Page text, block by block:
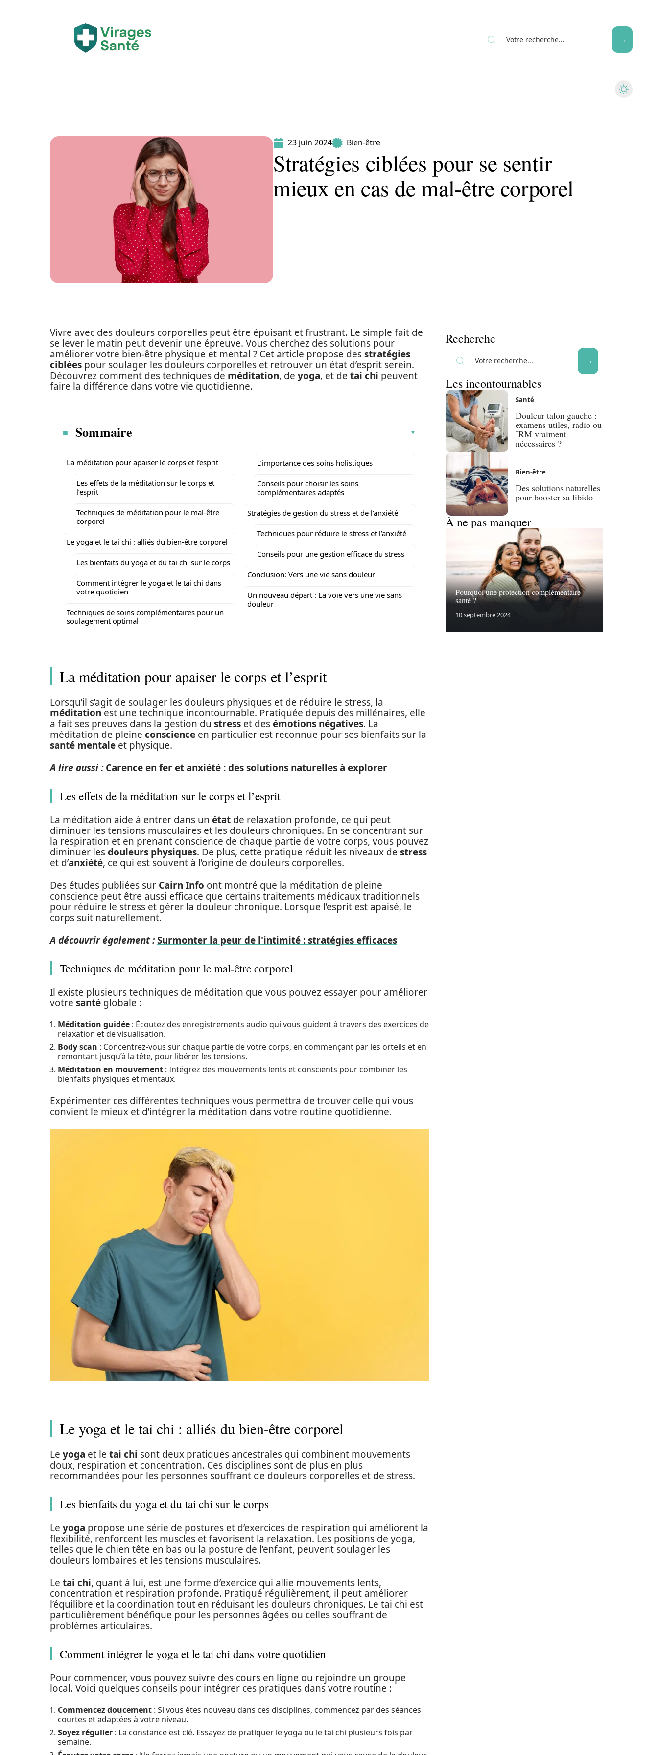
23 juin 2024 Bien-être
Stratégies ciblées pour se sentir
mieux en cas de mal-être corporel
Vivre avec des douleurs corporelles peut être épuisant et frustrant. Le simple fait de
se lever le matin peut devenir une épreuve. Vous cherchez des solutions pour
améliorer votre bien-être physique et mental ? Cet article propose desstratégies
ciblées pour soulager les douleurs corporelles et retrouver un état d’esprit serein.
Découvrez comment des techniques de méditation, de yoga, et de tai chi peuvent
faire la différence dans votre vie quotidienne.
Sommaire
La méditation pour apaiser le corps et l’esprit
Les effets de la méditation sur le corps et
l’esprit
Techniques de méditation pour le mal-être
corporel
Le yoga et le tai chi : alliés du bien-être corporel
Les bienfaits du yoga et du tai chi sur le corps
Comment intégrer le yoga et le tai chi dans
votre quotidien
Techniques de soins complémentaires pour un
soulagement optimal
L’importance des soins holistiques
Conseils pour choisir les soins
complémentaires adaptés
Stratégies de gestion du stress et de l’anxiété
Techniques pour réduire le stress et l’anxiété
Conseils pour une gestion efficace du stress
Conclusion: Vers une vie sans douleur
Un nouveau départ : La voie vers une vie sans
douleur
La méditation pour apaiser le corps et l’esprit
Lorsqu’il s’agit de soulager les douleurs physiques et de réduire le stress, la
méditation est une technique incontournable. Pratiquée depuis des millénaires, elle
a fait ses preuves dans la gestion du stress et desémotions négatives. La
méditation de pleine conscience en particulier est reconnue pour ses bienfaits sur la
santé mentale et physique.
A lire aussi : Carence en fer et anxiété : des solutions naturelles à explorer
Les effets de la méditation sur le corps et l’esprit
La méditation aide à entrer dans un état de relaxation profonde, ce qui peut
diminuer les tensions musculaires et les douleurs chroniques. En se concentrant sur
la respiration et en prenant conscience de chaque partie de votre corps, vous pouvez
diminuer lesdouleurs physiques. De plus, cette pratique réduit les niveaux de stress
et d’anxiété, ce qui est souvent à l’origine de douleurs corporelles.
Des études publiées sur Cairn Info ont montré que la méditation de pleine
conscience peut être aussi efficace que certains traitements médicaux traditionnels
pour réduire le stress et gérer la douleur chronique. Lorsque l’esprit est apaisé, le
corps suit naturellement.
A découvrir également :Surmonter la peur de l'intimité : stratégies efficaces
Techniques de méditation pour le mal-être corporel
Il existe plusieurs techniques de méditation que vous pouvez essayer pour améliorer
votre santé globale :
Méditation guidée : Écoutez des enregistrements audio qui vous guident à travers des exercices de
relaxation et de visualisation.
Body scan : Concentrez-vous sur chaque partie de votre corps, en commençant par les orteils et en
remontant jusqu’à la tête, pour libérer les tensions.
Méditation en mouvement : Intégrez des mouvements lents et conscients pour combiner les
bienfaits physiques et mentaux.
Expérimenter ces différentes techniques vous permettra de trouver celle qui vous
convient le mieux et d’intégrer la méditation dans votre routine quotidienne.
Le yoga et le tai chi : alliés du bien-être corporel
Le yoga et le tai chi sont deux pratiques ancestrales qui combinent mouvements
doux, respiration et concentration. Ces disciplines sont de plus en plus
recommandées pour les personnes souffrant de douleurs corporelles et de stress.
Les bienfaits du yoga et du tai chi sur le corps
Le yoga propose une série de postures et d’exercices de respiration qui améliorent la
flexibilité, renforcent les muscles et favorisent la relaxation. Les positions de yoga,
telles que le chien tête en bas ou la posture de l’enfant, peuvent soulager les
douleurs lombaires et les tensions musculaires.
Le tai chi, quant à lui, est une forme d’exercice qui allie mouvements lents,
concentration et respiration profonde. Pratiqué régulièrement, il peut améliorer
l’équilibre et la coordination tout en réduisant les douleurs chroniques. Le tai chi est
particulièrement bénéfique pour les personnes âgées ou celles souffrant de
problèmes articulaires.
Comment intégrer le yoga et le tai chi dans votre quotidien
Pour commencer, vous pouvez suivre des cours en ligne ou rejoindre un groupe
local. Voici quelques conseils pour intégrer ces pratiques dans votre routine :
Commencez doucement : Si vous êtes nouveau dans ces disciplines, commencez par des séances
courtes et adaptées à votre niveau.
Soyez régulier : La constance est clé. Essayez de pratiquer le yoga ou le tai chi plusieurs fois par
semaine.
Recherche
Les incontournables
Santé
Douleur talon gauche :
examens utiles, radio ou
IRM vraiment
nécessaires ?
Bien-être
Des solutions naturelles
pour booster sa libido
À ne pas manquer
Pourquoi une protection complémentaire
santé ?
10 septembre 2024